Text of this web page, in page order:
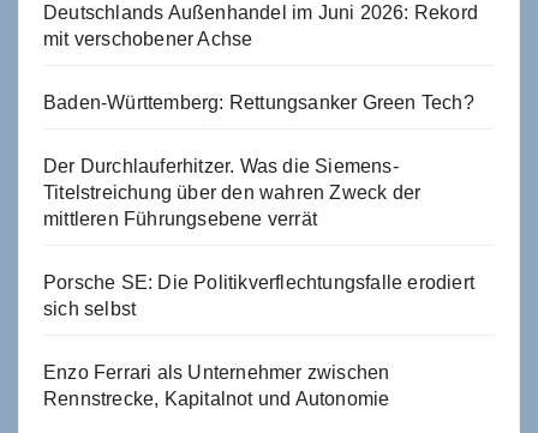
Deutschlands Außenhandel im Juni 2026: Rekord
mit verschobener Achse
Baden-Württemberg: Rettungsanker Green Tech?
Der Durchlauferhitzer. Was die Siemens-
Titelstreichung über den wahren Zweck der
mittleren Führungsebene verrät
Porsche SE: Die Politikverflechtungsfalle erodiert
sich selbst
Enzo Ferrari als Unternehmer zwischen
Rennstrecke, Kapitalnot und Autonomie